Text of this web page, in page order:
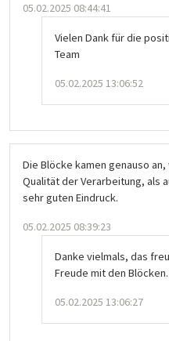
05.02.2025 08:44:41
Vielen Dank für die
Team
05.02.2025 13:06:52
Die Blöcke kamen genauso
Qualität der Verarbeitung, als
sehr guten Eindruck.
05.02.2025 08:39:23
Danke vielmals, das
Freude mit den
05.02.2025 13:06:27